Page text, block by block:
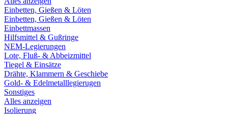
Einbetten, Gießen & Löten
Einbetten, Gießen & Löten
Einbettmassen
Hilfsmittel & Gußringe
NEM-Legierungen
Lote, Fluß- & Abbeizmittel
Tiegel & Einsätze
Drähte, Klammern & Geschiebe
Gold- & Edelmetalllegierugen
Sonstiges
Alles anzeigen
Isolierung